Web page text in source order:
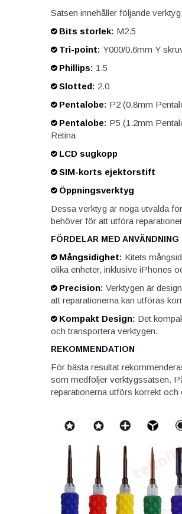
Satsen innehåller följande verktyg:
Bits storlek: M2.5
Tri-point: Y000/0.6mm Y
Phillips: 1.5
Slotted: 2.0
Pentalobe: P2 (0.8mm
Pentalobe: P5 (1.2mm
Retina
LCD sugkopp
SIM-korts ejektorstift
Öppningsverktyg
Dessa verktyg är noga utvalda
behöver för att utföra
FÖRDELAR MED ANVÄNDNING
Mångsidighet: Kitets
olika enheter, inklusive iPhones
Precision: Verktygen är
att reparationerna kan utföras
Kompakt Design: Det
och transportera verktygen.
REKOMMENDATION
För bästa resultat
som medföljer verktygssatsen.
reparationerna utförs korrekt och